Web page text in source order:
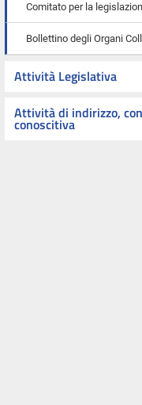
Comitato per la
Bollettino degli Organi
Attività Legislativa
Attività di indirizzo,
conoscitiva